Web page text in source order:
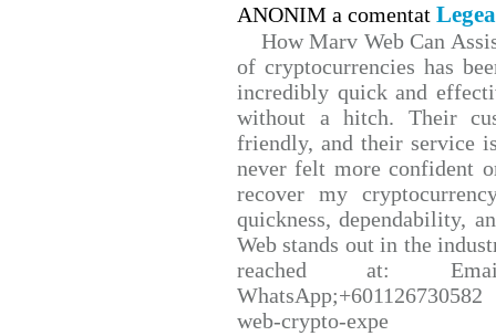
ANONIM a comentat
How Marv Web Can
of cryptocurrencies has
incredibly quick and
without a hitch. Their
friendly, and their service
never felt more confident
recover my
quickness, dependability,
Web stands out in the
reached at: Email
web-crypto-expe